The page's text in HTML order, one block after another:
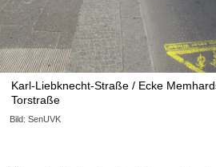
Karl-Liebknecht-Straße / Ecke
Torstraße
Bild: SenUVK